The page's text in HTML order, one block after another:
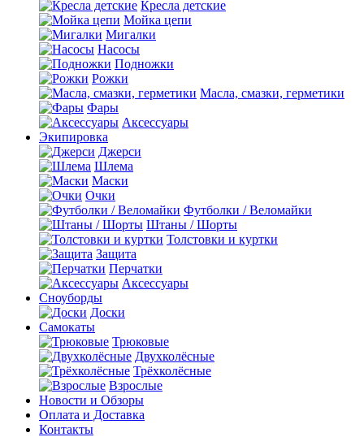
Кресла детские
Мойка цепи
Мигалки
Насосы
Подножки
Рожки
Масла, смазки, герметики
Фары
Аксессуары
Экипировка
Джерси
Шлема
Маски
Очки
Футболки / Веломайки
Штаны / Шорты
Толстовки и куртки
Защита
Перчатки
Аксессуары
Сноуборды
Доски
Самокаты
Трюковые
Двухколёсные
Трёхколёсные
Взрослые
Новости и Обзоры
Оплата и Доставка
Контакты